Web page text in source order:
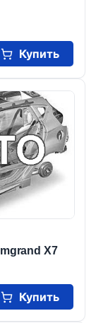
Купить
X7
Купить